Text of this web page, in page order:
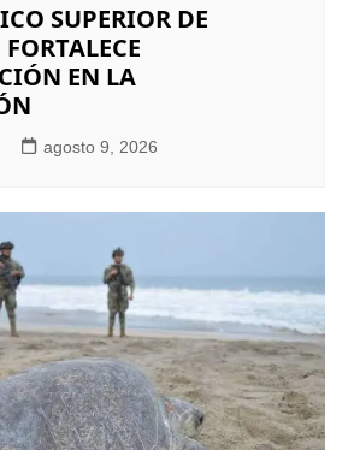
SUPERIOR DE
EN LA
agosto 9, 2026